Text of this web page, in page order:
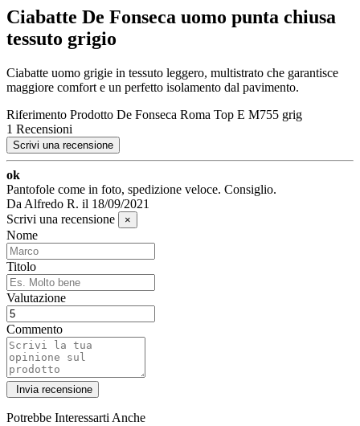
Ciabatte De Fonseca uomo punta chiusa
tessuto grigio
Ciabatte uomo grigie in tessuto leggero, multistrato che garantisce
maggiore comfort e un perfetto isolamento dal pavimento.
Riferimento Prodotto De Fonseca Roma Top E M755 grig
1 Recensioni
Scrivi una recensione
ok
Pantofole come in foto, spedizione veloce. Consiglio.
Da Alfredo R. il 18/09/2021
Scrivi una recensione
×
Nome
Titolo
Valutazione
Commento
Potrebbe Interessarti Anche